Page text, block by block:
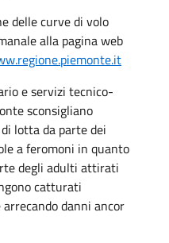
delle curve di volo
alla pagina web
e servizi tecnico-
sconsigliano
lotta da parte dei
a feromoni in quanto
degli adulti attirati
catturati
danni ancor